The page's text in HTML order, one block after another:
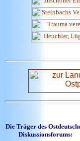
Die Träger des
Diskussionsforums: